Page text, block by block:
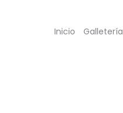
Inicio Galletería